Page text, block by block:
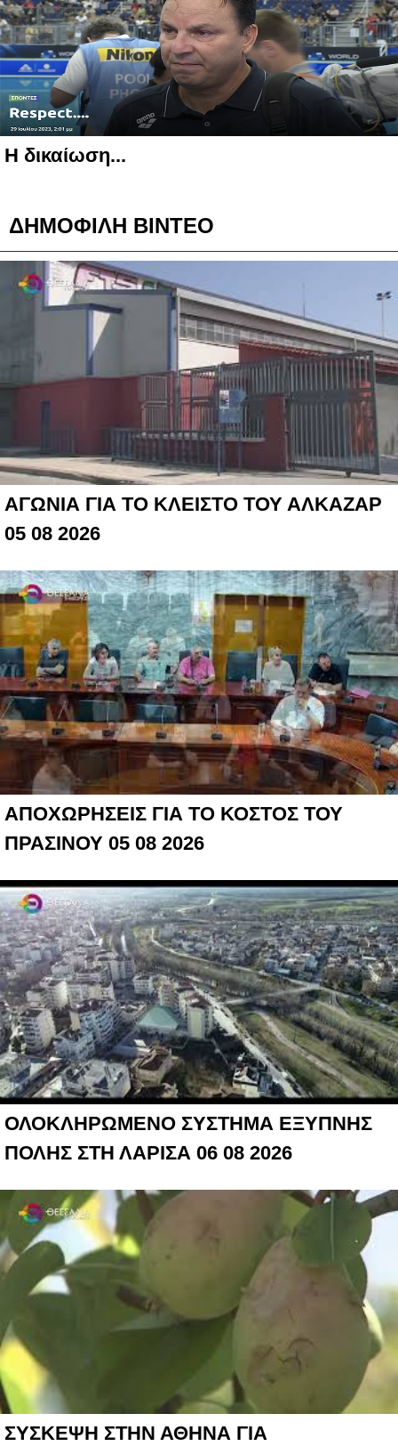
Η δικαίωση...
ΔΗΜΟΦΙΛΗ ΒΙΝΤΕΟ
ΑΓΩΝΙΑ ΓΙΑ ΤΟ ΚΛΕΙΣΤΟ ΤΟΥ ΑΛΚΑΖΑΡ
05 08 2026
ΑΠΟΧΩΡΗΣΕΙΣ ΓΙΑ ΤΟ ΚΟΣΤΟΣ ΤΟΥ
ΠΡΑΣΙΝΟΥ 05 08 2026
ΟΛΟΚΛΗΡΩΜΕΝΟ ΣΥΣΤΗΜΑ ΕΞΥΠΝΗΣ
ΠΟΛΗΣ ΣΤΗ ΛΑΡΙΣΑ 06 08 2026
ΣΥΣΚΕΨΗ ΣΤΗΝ ΑΘΗΝΑ ΓΙΑ